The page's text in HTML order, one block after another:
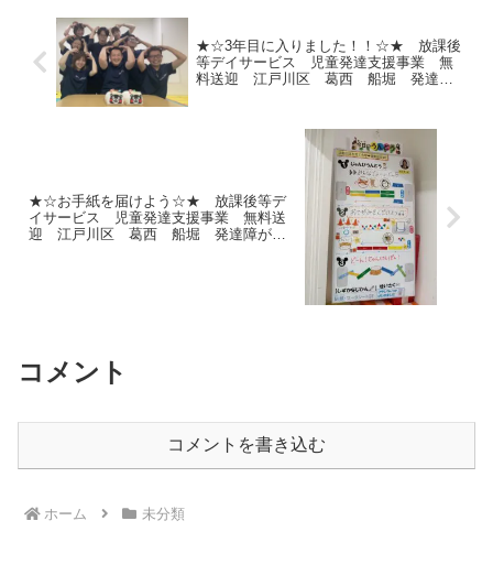
★☆3年目に入りました！！☆★ 放課後
等デイサービス 児童発達支援事業 無
料送迎 江戸川区 葛西 船堀 発達障
★☆お手紙を届けよう☆★ 放課後等デ
イサービス 児童発達支援事業 無料送
迎 江戸川区 葛西 船堀 発達障が
コメント
コメントを書き込む
ホーム 未分類